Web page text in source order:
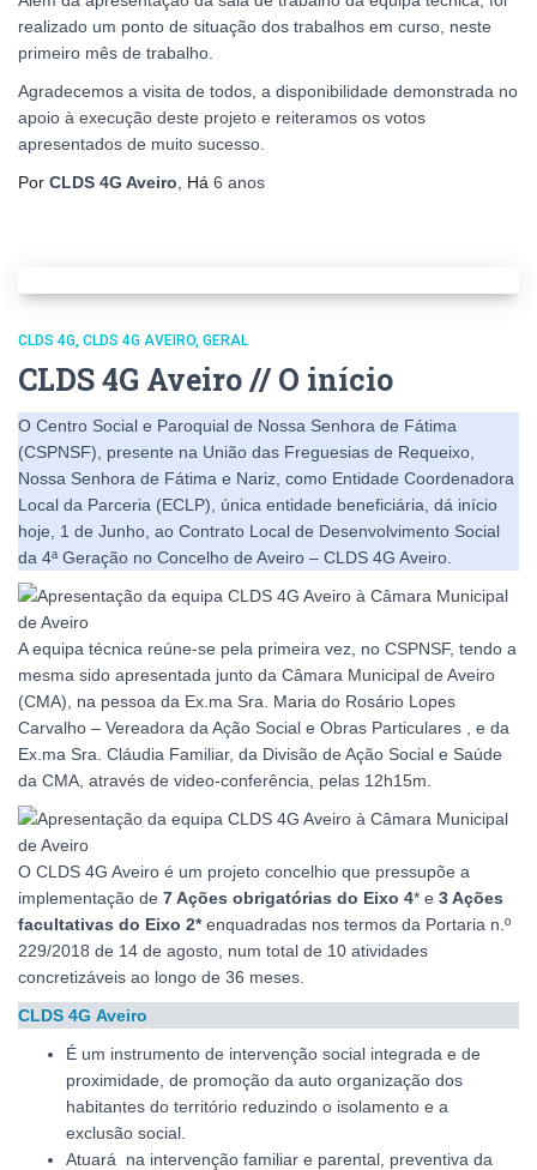
realizado um ponto de situação dos trabalhos em curso, neste
primeiro mês de trabalho.
Agradecemos a visita de todos, a disponibilidade demonstrada no
apoio à execução deste projeto e reiteramos os votos
apresentados de muito sucesso.
Por CLDS 4G Aveiro , Há 6 anos
CLDS 4G CLDS 4G AVEIRO GERAL
CLDS 4G Aveiro // O início
O Centro Social e Paroquial de Nossa Senhora de Fátima
(CSPNSF), presente na União das Freguesias de Requeixo,
Nossa Senhora de Fátima e Nariz, como Entidade Coordenadora
Local da Parceria (ECLP), única entidade beneficiária, dá início
hoje, 1 de Junho, ao Contrato Local de Desenvolvimento Social
da 4ª Geração no Concelho de Aveiro – CLDS 4G Aveiro.
A equipa técnica reúne-se pela primeira vez, no CSPNSF, tendo a
mesma sido apresentada junto da Câmara Municipal de Aveiro
(CMA), na pessoa da Ex.ma Sra. Maria do Rosário Lopes
Carvalho – Vereadora da Ação Social e Obras Particulares , e da
Ex.ma Sra. Cláudia Familiar, da Divisão de Ação Social e Saúde
da CMA, através de video-conferência, pelas 12h15m.
O CLDS 4G Aveiro é um projeto concelhio que pressupõe a
implementação de 7 Ações obrigatórias do Eixo 4* e 3 Ações
facultativas do Eixo 2*enquadradas nos termos da Portaria n.º
229/2018 de 14 de agosto, num total de 10 atividades
concretizáveis ao longo de 36 meses.
CLDS 4G Aveiro
É um instrumento de intervenção social integrada e de
proximidade, de promoção da auto organização dos
habitantes do território reduzindo o isolamento e a
exclusão social.
Atuará na intervenção familiar e parental, preventiva da